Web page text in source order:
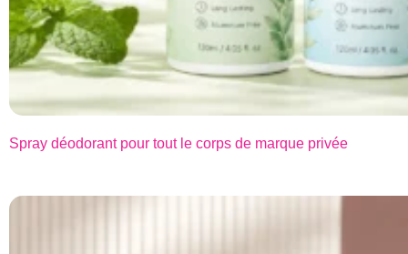
Spray déodorant pour tout le corps de marque privée